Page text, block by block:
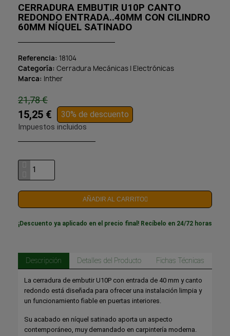
CERRADURA EMBUTIR U10P CANTO
REDONDO ENTRADA..40MM CON CILINDRO
60MM NÍQUEL SATINADO
Referencia 18104
Categoría Cerradura Mecánicas | Electrónicas
Marca Inther
21,78 €
15,25 € 30% de descuento
Impuestos incluidos
AÑADIR AL CARRITO
¡Descuento ya aplicado en el precio final! Recíbelo en 24/72 horas
Descripción Detalles del Producto Fichas Técnicas
La cerradura de embutir U10P con entrada de 40 mm y canto
redondo está diseñada para ofrecer una instalación limpia y
un funcionamiento fiable en puertas interiores.
Su acabado en níquel satinado aporta un aspecto
contemporáneo, muy demandado en carpintería moderna.